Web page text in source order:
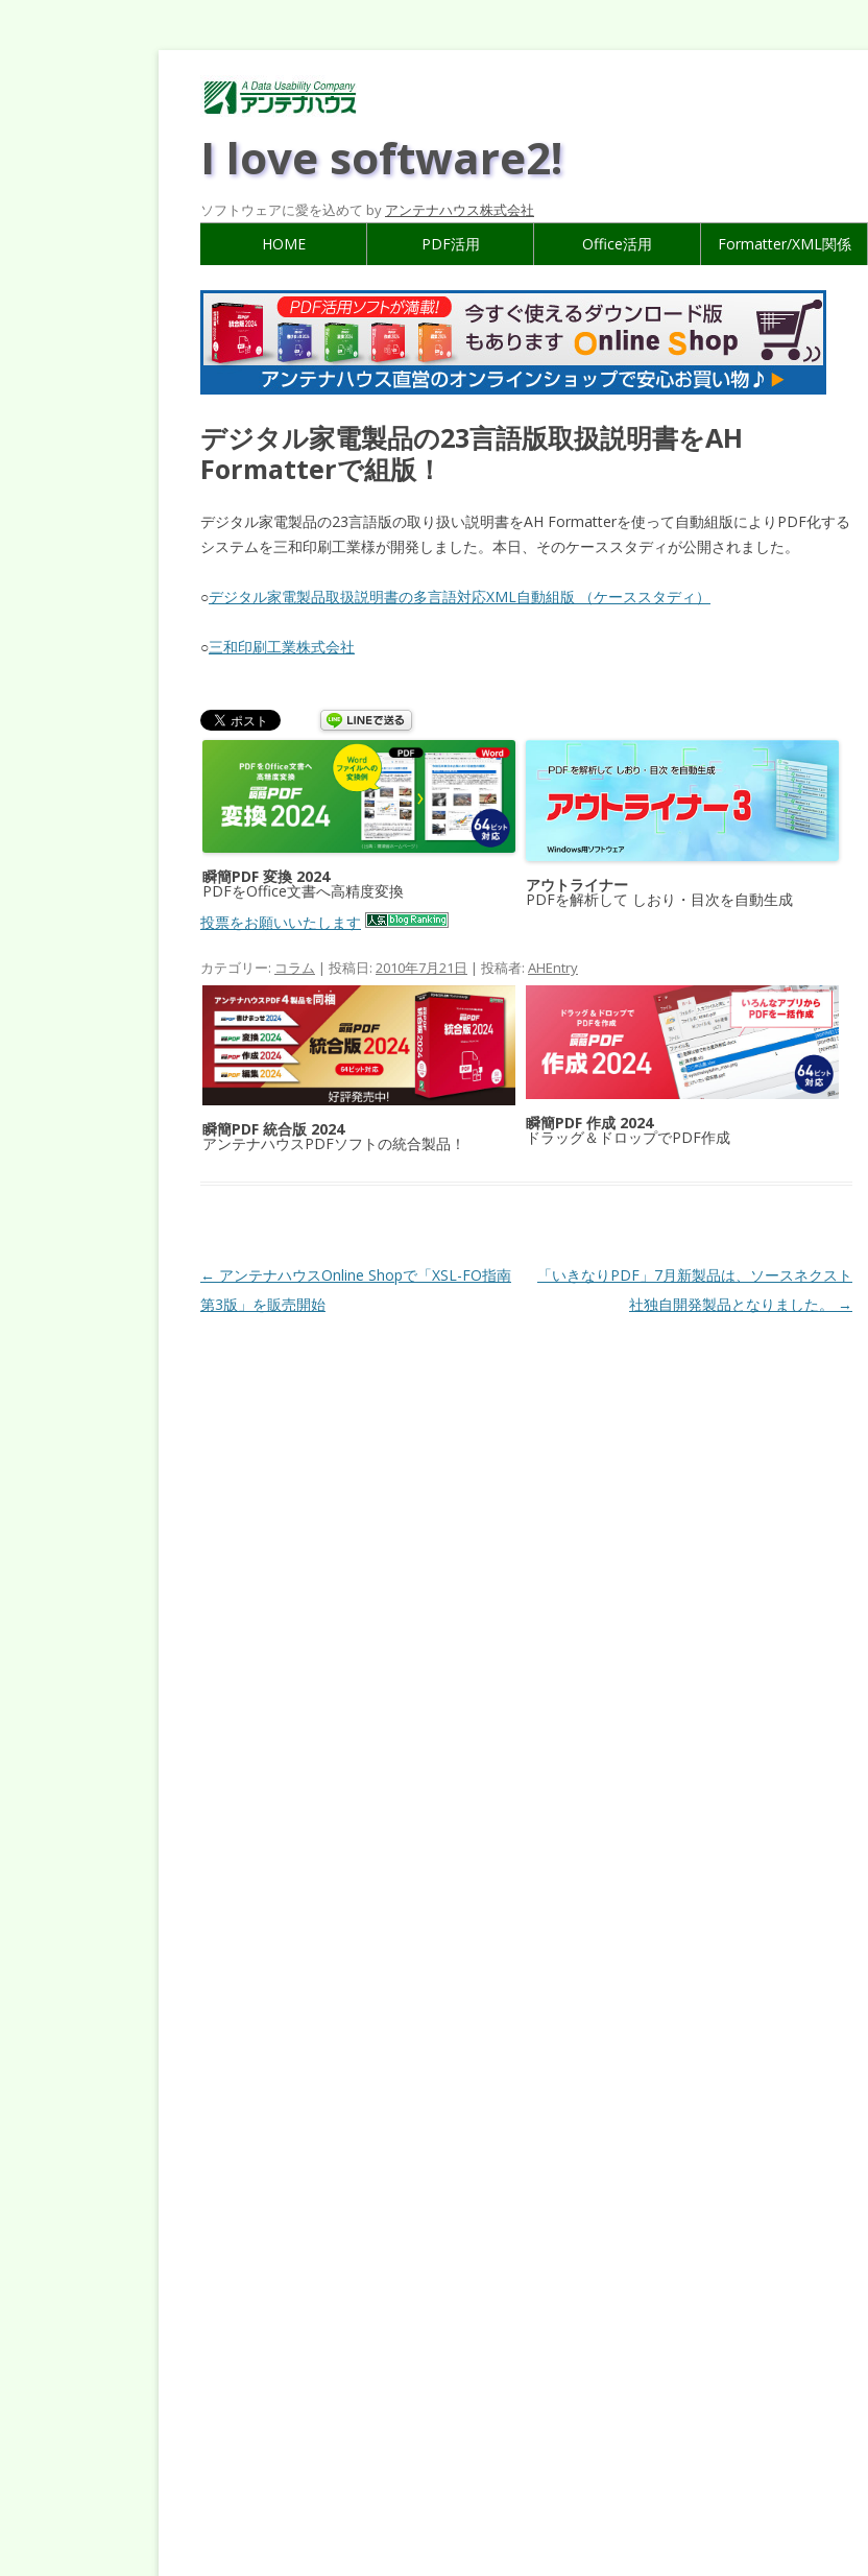
I love software2!
ソフトウェアに愛を込めて by アンテナハウス株式会社
HOME PDF活用 Office活用 Formatter/XML関係
デジタル家電製品の23言語版取扱説明書をAH
Formatterで組版！
デジタル家電製品の23言語版の取り扱い説明書をAH Formatterを使って自動組版によりPDF化する
システムを三和印刷工業様が開発しました。本日、そのケーススタディが公開されました。
○デジタル家電製品取扱説明書の多言語対応XML自動組版 （ケーススタディ）
○三和印刷工業株式会社
瞬簡PDF 変換 2024
PDFをOffice文書へ高精度変換 アウトライナー
PDFを解析して しおり・目次を自動生成
投票をお願いいたします
カテゴリー: コラム | 投稿日: 2010年7月21日 | 投稿者: AHEntry
瞬簡PDF 統合版 2024
アンテナハウスPDFソフトの統合製品！
瞬簡PDF 作成 2024
ドラッグ＆ドロップでPDF作成
投稿ナビゲーション
← アンテナハウスOnline Shopで「XSL-FO指南
第3版」を販売開始
「いきなりPDF」7月新製品は、ソースネクスト
社独自開発製品となりました。
→